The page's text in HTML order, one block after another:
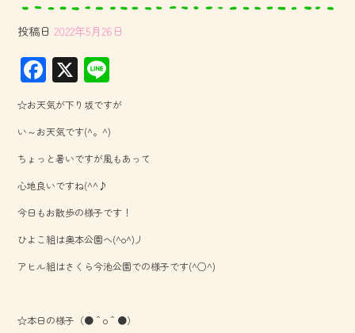
投稿日 2022年5月26日
F
ac
e
b
o
ok
X
ne
☆お天気が下り坂ですが
い～お天気です(^。^)
ちょっと暑いですが風もあって
心地良いですね(^^♪
今日もお散歩の様子です！
ひよこ組は奥本公園へ(^o^)丿
アヒル組はさくら今池公園での様子です(^○^)
☆本日の様子（●＾o＾●）